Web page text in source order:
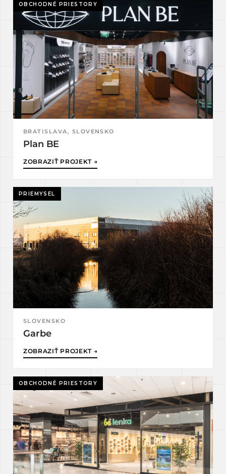
OBCHODNÉ PRIESTORY
BRATISLAVA, SLOVENSKO
Plan BE
ZOBRAZIŤ PROJEKT →
PRIEMYSEL
SLOVENSKO
Garbe
ZOBRAZIŤ PROJEKT →
OBCHODNÉ PRIESTORY